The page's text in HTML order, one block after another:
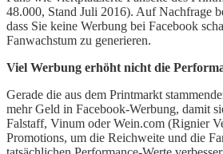
48.000, Stand Juli 2016). Auf Nachfrage
dass Sie keine Werbung bei Facebook
Fanwachstum zu generieren.
Viel Werbung erhöht nicht die
Gerade die aus dem Printmarkt
mehr Geld in Facebook-Werbung, damit
Falstaff, Vinum oder Wein.com (Rignier
Promotions, um die Reichweite und die